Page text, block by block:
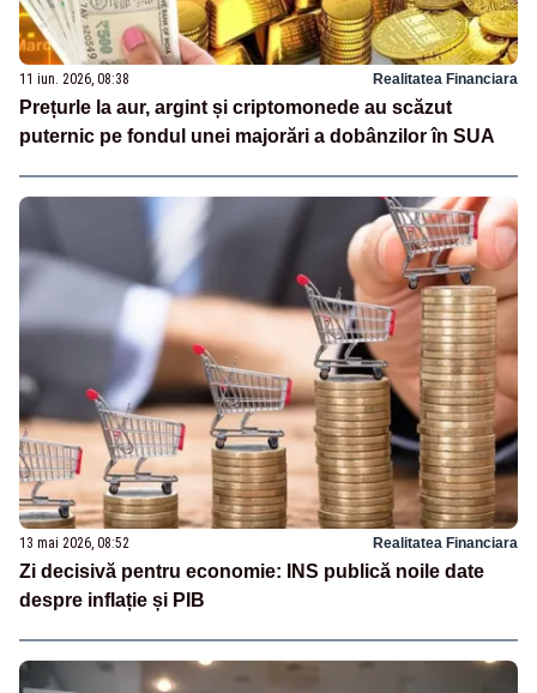
11 iun. 2026, 08:38 Realitatea Financiara
Prețurle la aur, argint și criptomonede au scăzut
puternic pe fondul unei majorări a dobânzilor în SUA
13 mai 2026, 08:52 Realitatea Financiara
Zi decisivă pentru economie: INS publică noile date
despre inflație și PIB